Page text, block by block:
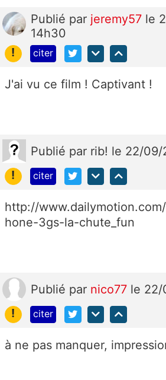
Publié par jeremy57 le
14h30
!
citer
J'ai vu ce film ! Captivant !
Publié par rib! le 22/09/
!
citer
http://
hone-3gs-la-chute_fun
Publié par nico77 le
!
citer
à ne pas manquer,